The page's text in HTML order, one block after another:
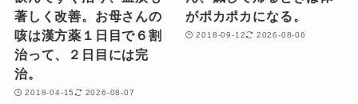
著しく改善。お母さんの
咳は漢方薬１日目で６割
治って、２日目には完
治。
2018-04-15 2026-08-07
がポカポカになる。
2018-09-12 2026-08-06